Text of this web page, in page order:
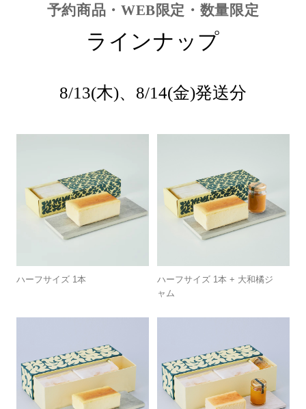
予約商品・WEB限定・数量限定
ラインナップ
8/13(木)、8/14(金)発送分
ハーフサイズ 1本
ハーフサイズ 1本 + 大和橘ジ
ャム